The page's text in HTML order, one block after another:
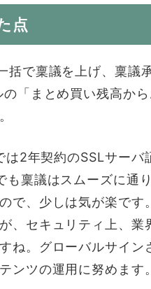
点
括で稟議を上げ、稟議
「まとめ買い残高か
は2年契約のSSLサー
も稟議はスムーズに通
で、少しは気が楽で
、セキュリティ上、
ね。グローバルサイ
ンツの運用に努めます